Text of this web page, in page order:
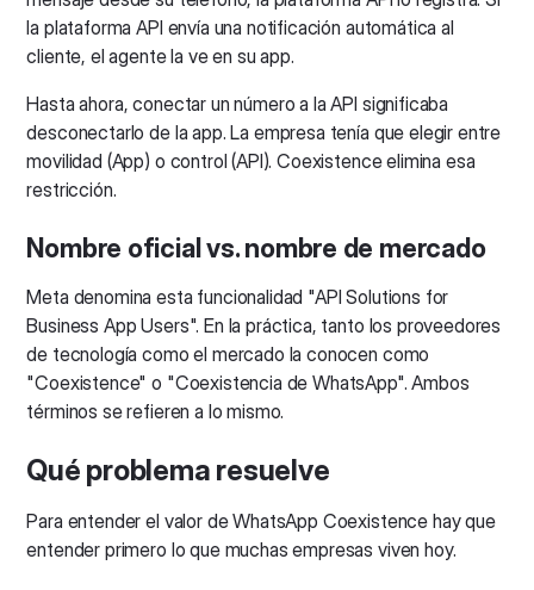
la plataforma API envía una notificación automática al
cliente, el agente la ve en su app.
Hasta ahora, conectar un número a la API significaba
desconectarlo de la app. La empresa tenía que elegir entre
movilidad (App) o control (API). Coexistence elimina esa
restricción.
Nombre oficial vs. nombre de mercado
Meta denomina esta funcionalidad "API Solutions for
Business App Users". En la práctica, tanto los proveedores
de tecnología como el mercado la conocen como
"Coexistence" o "Coexistencia de WhatsApp". Ambos
términos se refieren a lo mismo.
Qué problema resuelve
Para entender el valor de WhatsApp Coexistence hay que
entender primero lo que muchas empresas viven hoy.